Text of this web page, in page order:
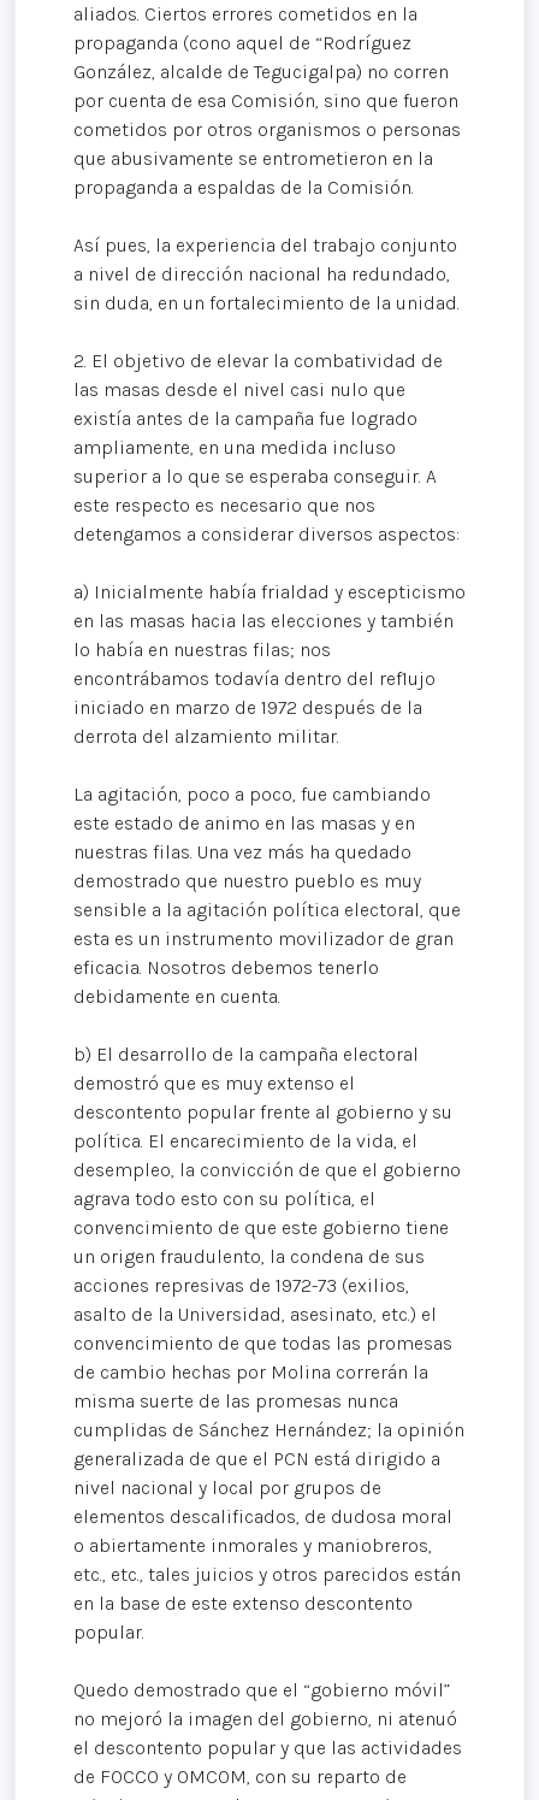
aliados. Ciertos errores cometidos en la
propaganda (cono aquel de “Rodríguez
González, alcalde de Tegucigalpa) no corren
por cuenta de esa Comisión, sino que fueron
cometidos por otros organismos o personas
que abusivamente se entrometieron en la
propaganda a espaldas de la Comisión.
Así pues, la experiencia del trabajo conjunto
a nivel de dirección nacional ha redundado,
sin duda, en un fortalecimiento de la unidad.
2. El objetivo de elevar la combatividad de
las masas desde el nivel casi nulo que
existía antes de la campaña fue logrado
ampliamente, en una medida incluso
superior a lo que se esperaba conseguir. A
este respecto es necesario que nos
detengamos a considerar diversos aspectos:
a) Inicialmente había frialdad y escepticismo
en las masas hacia las elecciones y también
lo había en nuestras filas; nos
encontrábamos todavía dentro del ref1ujo
iniciado en marzo de 1972 después de la
derrota del alzamiento militar.
La agitación, poco a poco, fue cambiando
este estado de animo en las masas y en
nuestras filas. Una vez más ha quedado
demostrado que nuestro pueblo es muy
sensible a la agitación política electoral, que
esta es un instrumento movilizador de gran
eficacia. Nosotros debemos tenerlo
debidamente en cuenta.
b) El desarrollo de la campaña electoral
demostró que es muy extenso el
descontento popular frente al gobierno y su
política. El encarecimiento de la vida, el
desempleo, la convicción de que el gobierno
agrava todo esto con su política, el
convencimiento de que este gobierno tiene
un origen fraudulento, la condena de sus
acciones represivas de 1972-73 (exilios,
asalto de la Universidad, asesinato, etc.) el
convencimiento de que todas las promesas
de cambio hechas por Molina correrán la
misma suerte de las promesas nunca
cumplidas de Sánchez Hernández; la opinión
generalizada de que el PCN está dirigido a
nivel nacional y local por grupos de
elementos descalificados, de dudosa moral
o abiertamente inmorales y maniobreros,
etc., etc., tales juicios y otros parecidos están
en la base de este extenso descontento
popular.
Quedo demostrado que el “gobierno móvil”
no mejoró la imagen del gobierno, ni atenuó
el descontento popular y que las actividades
de FOCCO y OMCOM, con su reparto de